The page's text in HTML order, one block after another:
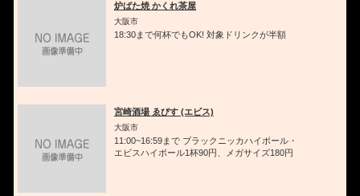
炉ばた焼 かくれ茶屋
大阪市
18:30まで何杯でもOK! 対象ドリンクが半額
宮崎酒場 ゑびす (エビス)
大阪市
11:00~16:59まで ブラックニッカハイボール・
エビスハイボール1杯90円、メガサイズ180円